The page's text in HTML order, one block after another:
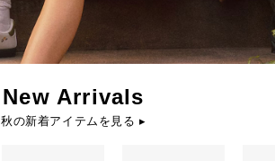
New Arrivals
秋の新着アイテムを見る ▸